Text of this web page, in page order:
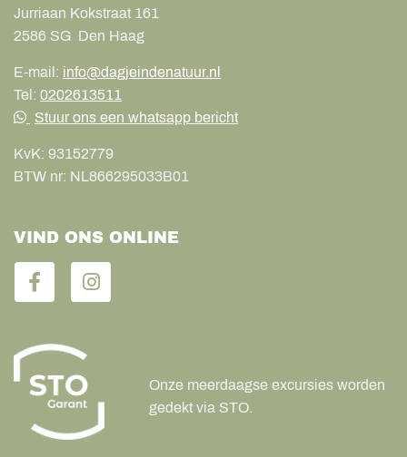
Jurriaan Kokstraat 161
2586 SG Den Haag
E-mail: info@dagjeindenatuur.nl
Tel: 0202613511
Stuur ons een whatsapp bericht
KvK: 93152779
BTW nr: NL866295033B01
VIND ONS ONLINE
Onze meerdaagse excursies worden
gedekt via STO.